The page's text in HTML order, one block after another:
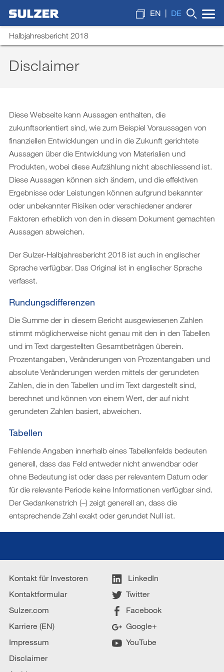
Halbjahresbericht 2018
EN DE
Lagebericht
Finanzberichterstattung
Downloads
Disclaimer
Diese Webseite kann Aussagen enthalten, die
zukunftsorientiert sind, wie zum Beispiel Voraussagen von
finanziellen Entwicklungen und in die Zukunft gerichtete
Aussagen über die Entwicklung von Materialien und
Produkten, wobei diese Aufzählung nicht abschliessend ist.
Diese Aussagen können sich ändern, und die effektiven
Ergebnisse oder Leistungen können aufgrund bekannter
oder unbekannter Risiken oder verschiedener anderer
Faktoren erheblich von den in diesem Dokument gemachten
Aussagen abweichen.
Der Sulzer-Halbjahresbericht 2018 ist auch in englischer
Sprache verfügbar. Das Original ist in englischer Sprache
verfasst.
Rundungsdifferenzen
Die Summe der in diesem Bericht ausgewiesenen Zahlen
stimmt möglicherweise nicht genau mit den in den Tabellen
und im Text dargestellten Gesamtbeträgen überein.
Prozentangaben, Veränderungen von Prozentangaben und
absolute Veränderungen werden mittels der gerundeten
Zahlen, die in den Tabellen und im Text dargestellt sind,
berechnet und können von einem Wert, der auf nicht
gerundeten Zahlen basiert, abweichen.
Tabellen
Fehlende Angaben innerhalb eines Tabellenfelds bedeuten
generell, dass das Feld entweder nicht anwendbar oder
ohne Bedeutung ist oder dass per relevantem Datum oder
für die relevante Periode keine Informationen verfügbar sind.
Der Gedankenstrich (–) zeigt generell an, dass die
entsprechende Zahl exakt oder gerundet Null ist.
Kontakt für Investoren
Kontaktformular
Sulzer.com
Karriere (EN)
Impressum
Disclaimer
LinkedIn
Twitter
Facebook
Google+
YouTube